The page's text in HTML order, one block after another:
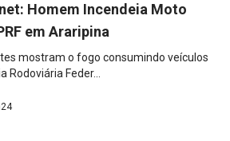
Homem Incendeia Moto
em Araripina
mostram o fogo consumindo veículos
Feder...